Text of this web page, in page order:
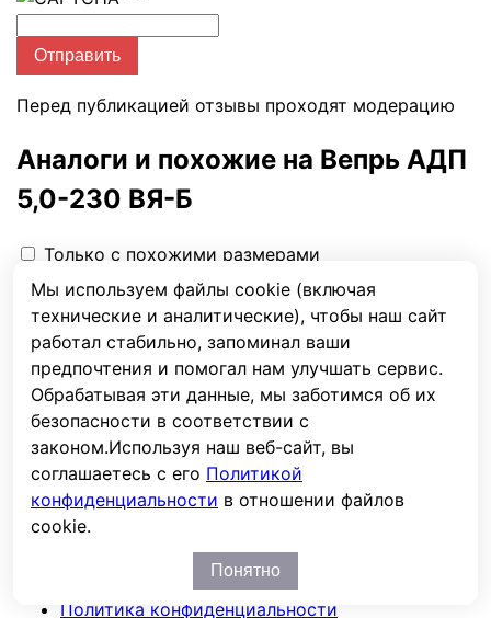
Мы используем файлы cookie (включая
технические и аналитические), чтобы наш сайт
работал стабильно, запоминал ваши
предпочтения и помогал нам улучшать сервис.
Обрабатывая эти данные, мы заботимся об их
безопасности в соответствии с
законом.Используя наш веб-сайт, вы
соглашаетесь с его Политикой
конфиденциальности в отношении файлов
cookie.
Понятно
Отправить
Перед публикацией отзывы проходят модерацию
Аналоги и похожие на Вепрь АДП
5,0-230 ВЯ-Б
Только с похожими размерами
Карточка товара на сайте:https://www.ups-
lab.ru/product/generator-dizelnyy-vepr-adp-50-230-
vya-b
Последние просмотренные товарыВы смотрели
Контакты
Личный кабинет
Условия возврата
Доставка
Политика конфиденциальности